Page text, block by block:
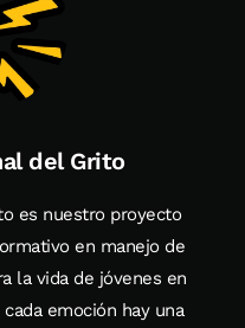
del Grito
es nuestro proyecto
en manejo de
la vida de jóvenes en
emoción hay una